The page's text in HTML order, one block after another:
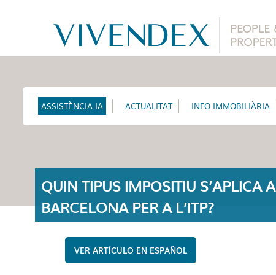
ASSISTÈNCIA IA ACTUALITAT INFO IMMOBILIÀRIA
QUIN TIPUS IMPOSITIU S’APLICA A
BARCELONA PER A L’ITP?
ESPAÑOL